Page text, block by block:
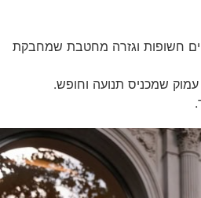
חשופות וגזרה מחטבת שמחבקת
שמכניס תנועה וחופש.